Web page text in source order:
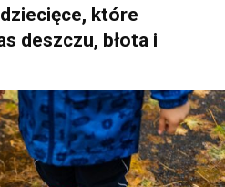
które
deszczu, błota i